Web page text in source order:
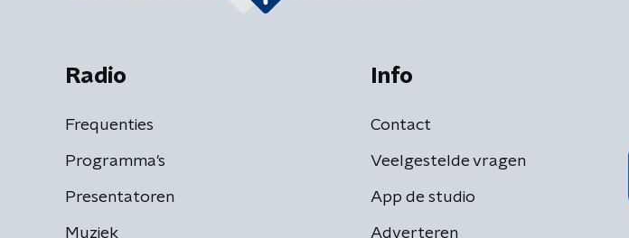
Radio
Frequenties
Programma's
Presentatoren
Muziek
Info
Contact
Veelgestelde vragen
App de studio
Adverteren